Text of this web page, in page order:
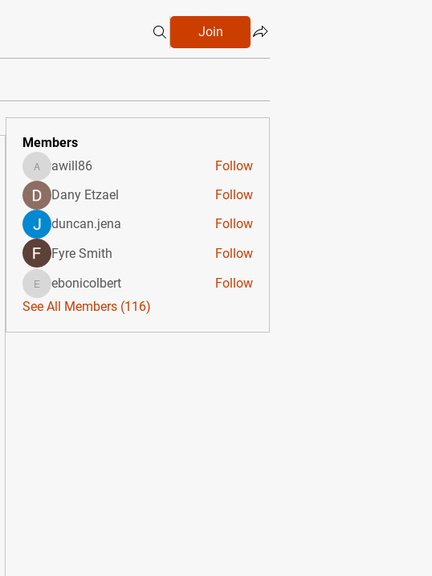
Join
Members
awill86
awill86
Follow
Dany Etzael
Follow
duncan.jena
Follow
Fyre Smith
Follow
ebonicolbert
ebonicolbert
Follow
See All Members (116)